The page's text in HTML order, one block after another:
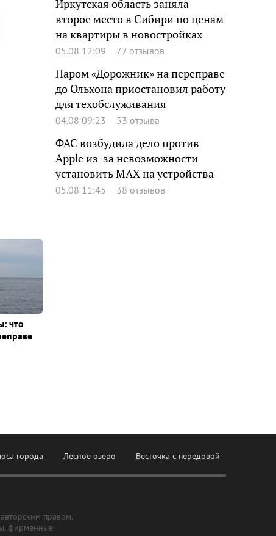
Иркутская область заняла
второе место в Сибири по ценам
на квартиры в новостройках
05.08 12:09 77 отзывов
Паром «Дорожник» на переправе
до Ольхона приостановил работу
для техобслуживания
04.08 09:23 53 отзыва
ФАС возбудила дело против
Apple из-за невозможности
установить MAX на устройства
05.08 11:45 38 отзывов
что
города Лесное озеро Весточка с передовой
правом,
фирменные